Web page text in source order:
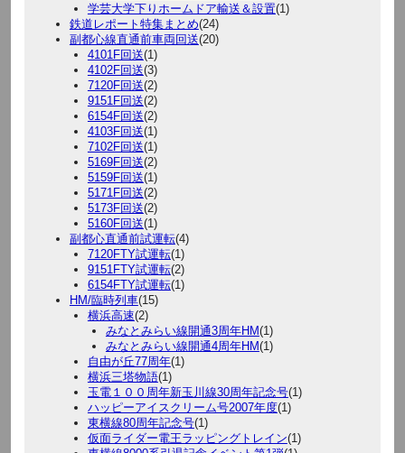
学芸大学下りホームドア輸送＆設置(1)
鉄道レポート特集まとめ(24)
副都心線直通前車両回送(20)
4101F回送(1)
4102F回送(3)
7120F回送(2)
9151F回送(2)
6154F回送(2)
4103F回送(1)
7102F回送(1)
5169F回送(2)
5159F回送(1)
5171F回送(2)
5173F回送(2)
5160F回送(1)
副都心直通前試運転(4)
7120FTY試運転(1)
9151FTY試運転(2)
6154FTY試運転(1)
HM/臨時列車(15)
横浜高速(2)
みなとみらい線開通3周年HM(1)
みなとみらい線開通4周年HM(1)
自由が丘77周年(1)
横浜三塔物語(1)
玉電１００周年新玉川線30周年記念号(1)
ハッピーアイスクリーム号2007年度(1)
東横線80周年記念号(1)
仮面ライダー電王ラッピングトレイン(1)